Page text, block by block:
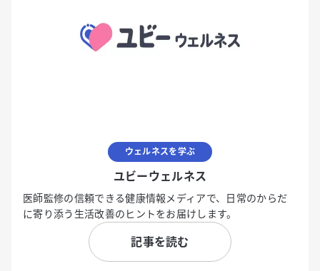
ウェルネスを学ぶ
ユビーウェルネス
医師監修の信頼できる健康情報メディアで、日常のからだ
に寄り添う生活改善のヒントをお届けします。
記事を読む